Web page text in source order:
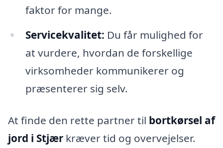
faktor for mange.
Servicekvalitet: Du får mulighed for
at vurdere, hvordan de forskellige
virksomheder kommunikerer og
præsenterer sig selv.
At finde den rette partner til bortkørsel af
jord i Stjær kræver tid og overvejelser.